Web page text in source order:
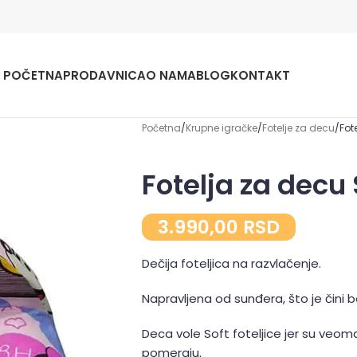
POČETNAPRODAVNICAO NAMABLOGKONTAKT
Početna Krupne igračke Fotelje za decu
Fotelja za decu
3.990,00 RSD
Dečija foteljica na razvlačenje.
Napravljena od sunđera, što je čini
Deca vole Soft foteljice jer su
pomeraju.